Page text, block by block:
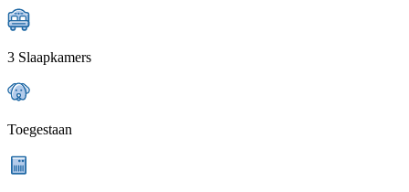
3 Slaapkamers
Toegestaan